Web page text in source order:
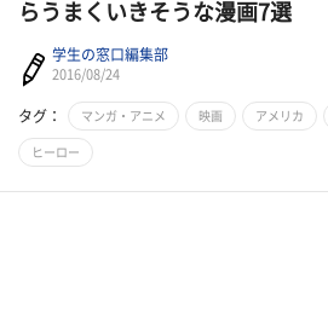
らうまくいきそうな漫画7選
学生の窓口編集部
2016/08/24
タグ： マンガ・アニメ 映画 アメリカ
ヒーロー